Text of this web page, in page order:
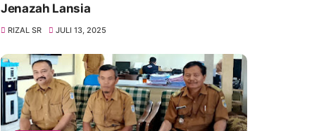
Jenazah Lansia
RIZAL SR JULI 13, 2025